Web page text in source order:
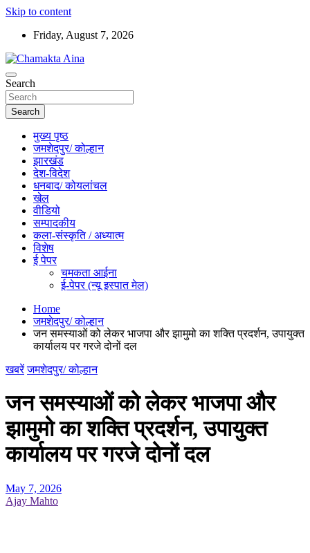
Skip to content
Friday, August 7, 2026
Chamakta Aina
Hindi News Paper – Jharkhand
Search
Search
मुख्य पृष्ठ
जमशेदपुर/ कोल्हान
झारखंड
देश-विदेश
धनबाद/ कोयलांचल
खेल
वीडियो
सम्पादकीय
कला-संस्कृति / अध्यात्म
विशेष
ई पेपर
चमकता आईना
ई-पेपर (न्यू इस्पात मेल)
Home
जमशेदपुर/ कोल्हान
जन समस्याओं को लेकर भाजपा और झामुमो का शक्ति प्रदर्शन, उपायुक्त
कार्यालय पर गरजे दोनों दल
खबरें जमशेदपुर/ कोल्हान
जन समस्याओं को लेकर भाजपा और
झामुमो का शक्ति प्रदर्शन, उपायुक्त
कार्यालय पर गरजे दोनों दल
May 7, 2026
Ajay Mahto